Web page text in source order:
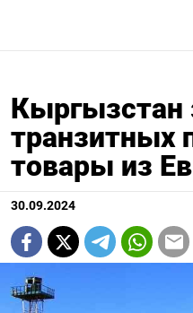
Кыргызстан
транзитных
товары из
30.09.2024